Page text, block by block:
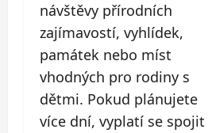
návštěvy přírodních
zajímavostí, vyhlídek,
památek nebo míst
vhodných pro rodiny s
dětmi. Pokud plánujete
více dní, vyplatí se spojit